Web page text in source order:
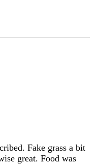
Fake grass a bit
great. Food was